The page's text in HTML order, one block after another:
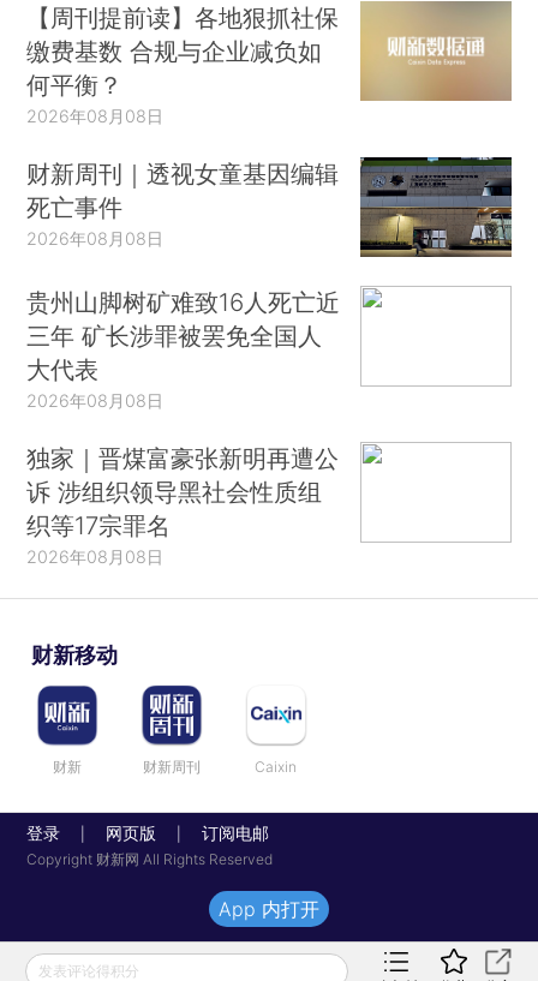
【周刊提前读】各地狠抓社保
缴费基数 合规与企业减负如
何平衡？
2026年08月08日
财新周刊｜透视女童基因编辑
死亡事件
2026年08月08日
贵州山脚树矿难致16人死亡近
三年 矿长涉罪被罢免全国人
大代表
2026年08月08日
独家｜晋煤富豪张新明再遭公
诉 涉组织领导黑社会性质组
织等17宗罪名
2026年08月08日
财新移动
财新 财新周刊 Caixin
登录 网页版 订阅电邮
Copyright 财新网 All Rights Reserved
发表评论得积分
App 内打开